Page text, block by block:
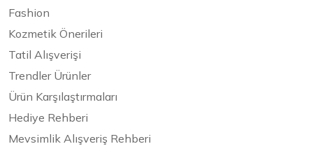
Fashion
Kozmetik Önerileri
Tatil Alışverişi
Trendler Ürünler
Ürün Karşılaştırmaları
Hediye Rehberi
Mevsimlik Alışveriş Rehberi